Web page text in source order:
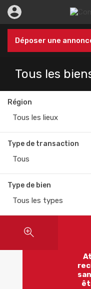
Déposer une
Tous les
Région
Tous les lieux
Type de transaction
Tous
Type de bien
Tous les types